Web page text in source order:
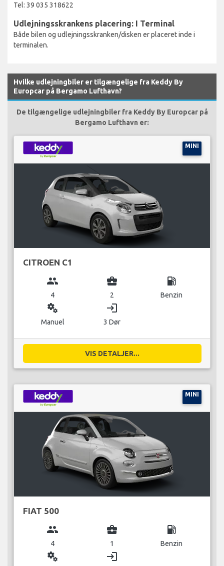
Tel: 39 035 318622
Udlejningsskrankens placering: I Terminal
Både bilen og udlejningsskranken/disken er placeret inde i
terminalen.
Hvilke udlejningbiler er tilgængelige fra Keddy By
Europcar på Bergamo Lufthavn?
De tilgængelige udlejningbiler fra Keddy By Europcar på
Bergamo Lufthavn er:
MINI
CITROEN C1
group
4
business_center
2
local_gas_station
Benzin
miscellaneous_services
Manuel
login
3 Dør
VIS DETALJER...
MINI
FIAT 500
group
4
business_center
1
local_gas_station
Benzin
miscellaneous_services login